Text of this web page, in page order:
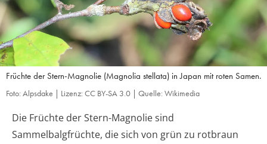
Früchte der Stern-Magnolie (Magnolia stellata) in Japan mit roten Samen.
Foto: Alpsdake | Lizenz: CC BY-SA 3.0 | Quelle: Wikimedia
Die Früchte der Stern-Magnolie sind
Sammelbalgfrüchte, die sich von grün zu rotbraun